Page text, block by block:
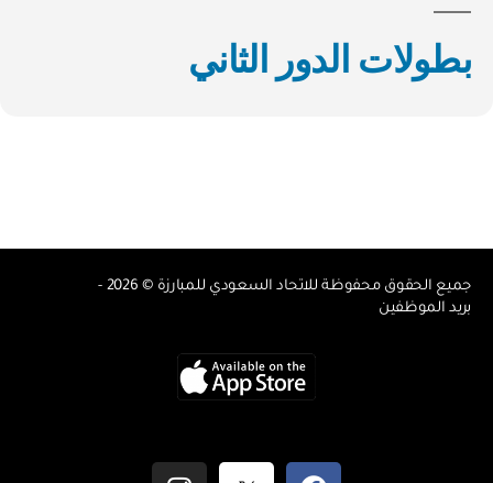
بطولات الدور الثاني
جميع الحقوق محفوظة للاتحاد السعودي للمبارزة © 2026 -
بريد الموظفين